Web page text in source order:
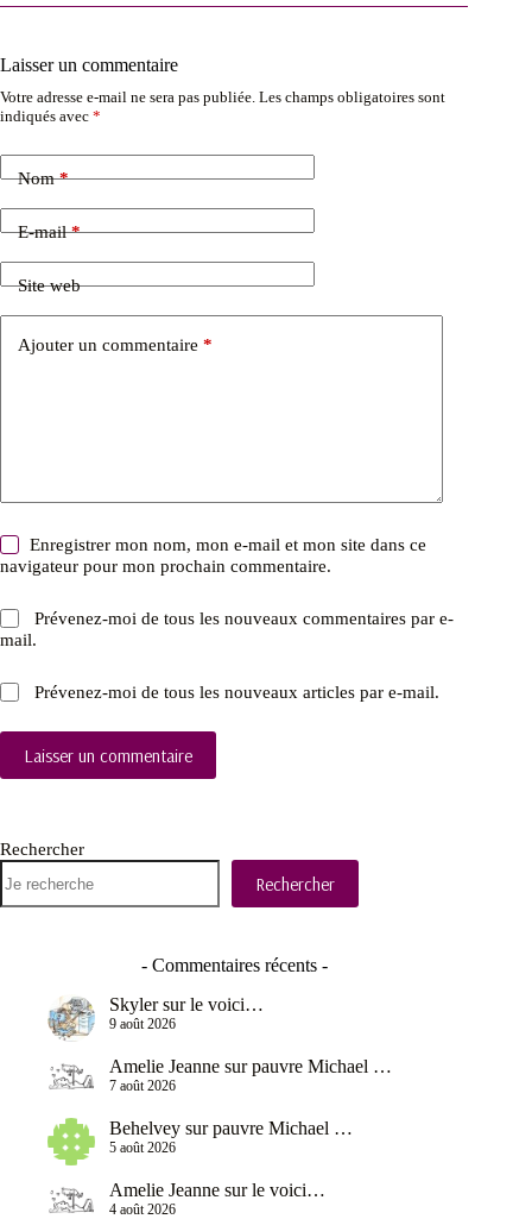
Laisser un commentaire
Votre adresse e-mail ne sera pas publiée. Les champs obligatoires sont
indiqués avec *
Nom*
E-mail*
Site web
Ajouter un commentaire *
Enregistrer mon nom, mon e-mail et mon site dans ce
navigateur pour mon prochain commentaire.
Prévenez-moi de tous les nouveaux commentaires par e-
mail.
Prévenez-moi de tous les nouveaux articles par e-mail.
Laisser un commentaire
Rechercher
Rechercher
- Commentaires récents -
Skylersurle voici…
9 août 2026
Amelie Jeanne surpauvre Michael …
7 août 2026
Behelvey surpauvre Michael …
5 août 2026
Amelie Jeanne surle voici…
4 août 2026